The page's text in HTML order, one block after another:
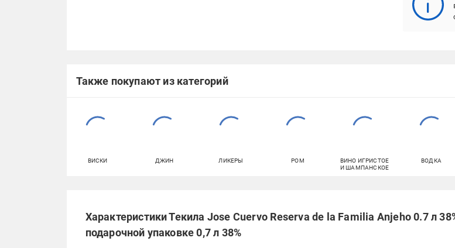
Также покупают из категорий
ВИСКИ ДЖИН ЛИКЕРЫ РОМ
ВИНО ИГРИСТОЕ
И ШАМПАНСКОЕ
ВОДКА
Характеристики Текила Jose Cuervo Reserva de la Familia Anjeho 0.7 л
подарочной упаковке 0,7 л 38%